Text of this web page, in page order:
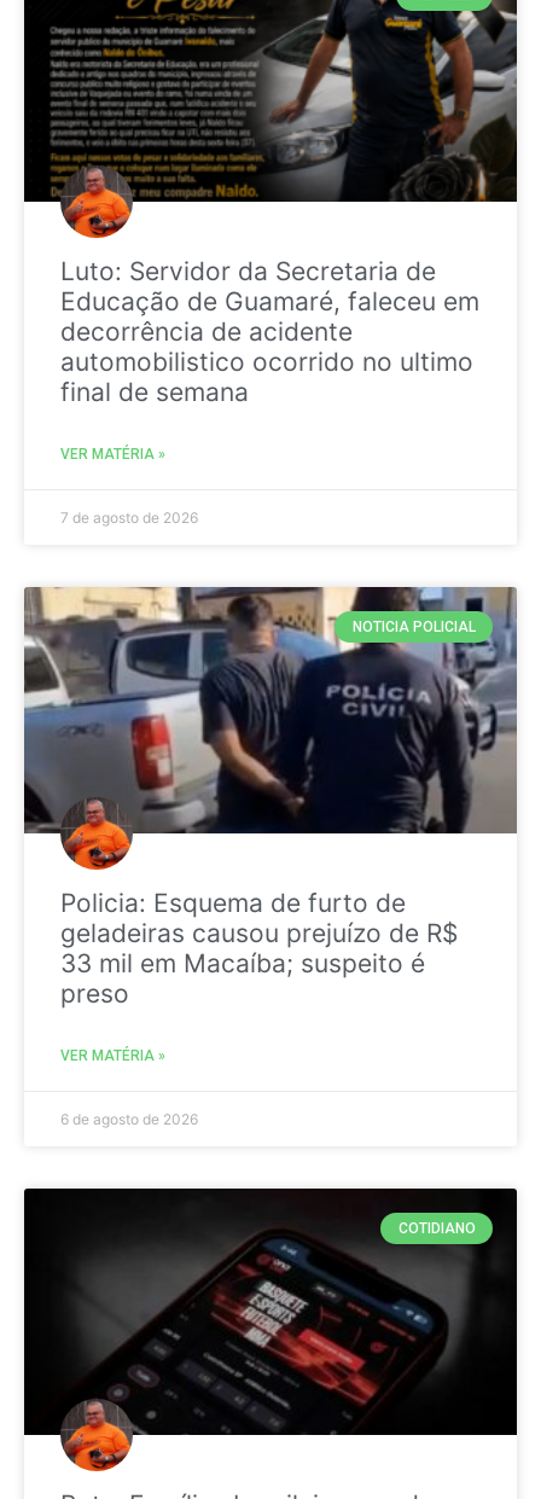
Luto: Servidor da Secretaria de
Educação de Guamaré, faleceu em
decorrência de acidente
automobilistico ocorrido no ultimo
final de semana
VER MATÉRIA »
7 de agosto de 2026
NOTICIA POLICIAL
Policia: Esquema de furto de
geladeiras causou prejuízo de R$
33 mil em Macaíba; suspeito é
preso
VER MATÉRIA »
6 de agosto de 2026
COTIDIANO